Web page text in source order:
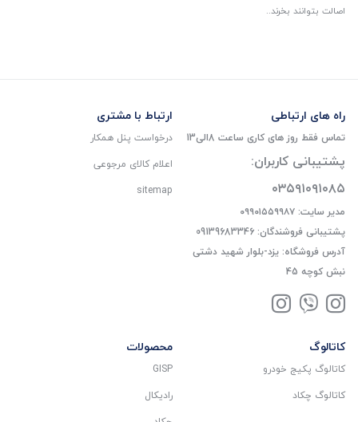
اصالت بتوانند بخرند..
راه های ارتباطی
تماس فقط روز های کاری ساعت 8الی13
پشتیبانی کاربران:
۰۳۵۹۱۰۹۱۰۸۵
مدیر سایت: ۰۹۹۰۱۵۵۹۹۸۷
پشتیبانی فروشندگان: 09139683346
آدرس فروشگاه: یزد-بلوار شهید دشتی
نبش کوچه 45
ارتباط با مشتری
درخواست پنل همکار
اعلام کالای مرجوعی
sitemap
کاتالوگ
کاتالوگ پکیج خودرو
کاتالوگ چکاد
محصولات
GISP
رادیکال